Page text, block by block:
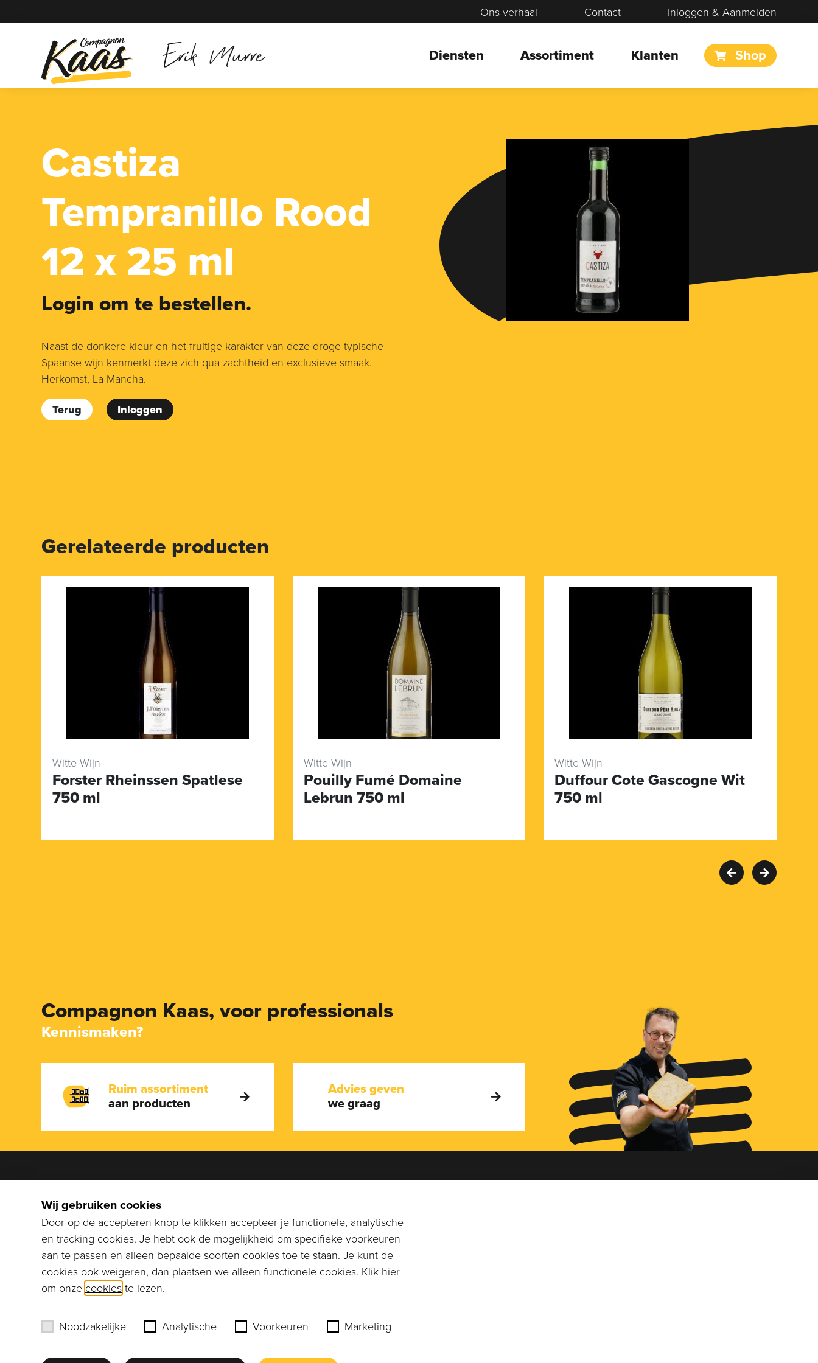
Ons verhaal Contact Inloggen & Aanmelden
Erik Murre Diensten Assortiment Klanten Shop
Castiza
Tempranillo Rood
12 x 25 ml
Login om te bestellen.
Naast de donkere kleur en het fruitige karakter van deze droge typische
Spaanse wijn kenmerkt deze zich qua zachtheid en exclusieve smaak.
Herkomst, La Mancha.
Terug Inloggen
Gerelateerde producten
Witte Wijn
Forster Rheinssen Spatlese
750 ml
Witte Wijn
Pouilly Fumé Domaine
Lebrun 750 ml
Witte Wijn
Duffour Cote Gascogne Wit
750 ml
Compagnon Kaas,voor professionals
Kennismaken?
Ruim assortiment
aan producten
Advies geven
we graag
Erik Murre
Bel naar0113-269896of
stuur een email naar
info@compagnonkaas.nl
Wij gebruiken cookies
Door op de accepteren knop te klikken accepteer je functionele, analytische
en tracking cookies. Je hebt ook de mogelijkheid om specifieke voorkeuren
aan te passen en alleen bepaalde soorten cookies toe te staan. Je kunt de
cookies ook weigeren, dan plaatsen we alleen functionele cookies. Klik hier
om onze cookies te lezen.
Noodzakelijke Analytische Voorkeuren Marketing